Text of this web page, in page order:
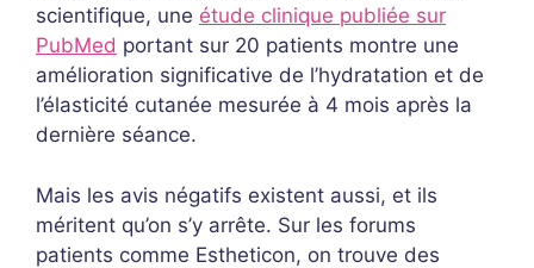
scientifique, une étude clinique publiée sur
PubMed portant sur 20 patients montre une
amélioration significative de l’hydratation et de
l’élasticité cutanée mesurée à 4 mois après la
dernière séance.
Mais les avis négatifs existent aussi, et ils
méritent qu’on s’y arrête. Sur les forums
patients comme Estheticon, on trouve des